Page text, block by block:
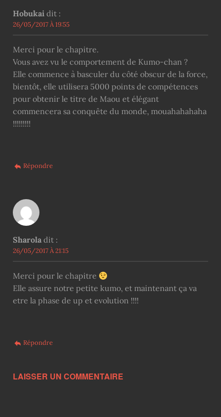
Hobukai dit :
26/05/2017 À 19:55
Merci pour le chapitre.
Vous avez vu le comportement de Kumo-chan ?
Elle commence à basculer du côté obscur de la force,
bientôt, elle utilisera 5000 points de compétences
pour obtenir le titre de Maou et élégant
commencera sa conquête du monde, mouahahahaha
!!!!!!!!!
Répondre
Sharola dit :
26/05/2017 À 21:15
Merci pour le chapitre
Elle assure notre petite kumo, et maintenant ça va
etre la phase de up et evolution !!!!
Répondre
LAISSER UN COMMENTAIRE